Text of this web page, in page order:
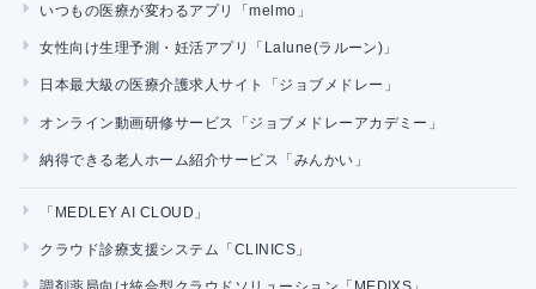
いつもの医療が変わるアプリ「melmo」
女性向け生理予測・妊活アプリ「Lalune(ラルーン)」
日本最大級の医療介護求人サイト「ジョブメドレー」
オンライン動画研修サービス「ジョブメドレーアカデミー」
納得できる老人ホーム紹介サービス「みんかい」
「MEDLEY AI CLOUD」
クラウド診療支援システム「CLINICS」